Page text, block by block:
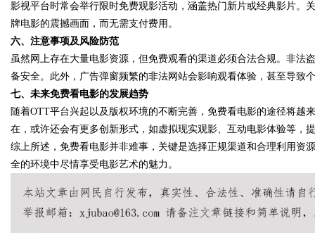
Bo
影视平台时常会举行限时免费观影活动，涵盖热门新片或经典影片。
牌电影的震撼画面，而无需支付费用。
六、注意事项及风险防范
虽然网上存在大量电影资源，但免费观看的渠道必须合法合规。非法
备安全。此外，广告弹窗频繁的非法网站会影响观看体验，甚至导致
七、未来免费看电影的发展趋势
随着OTT平台兴起以及版权环境的不断完善，免费看电影的途径将越
在，或许还会有更多创新形式，如虚拟现实观影、互动电影体验等，
综上所述，免费看电影并非难事，关键是选择正规渠道和合理利用资
全的环境中尽情享受电影艺术的魅力。